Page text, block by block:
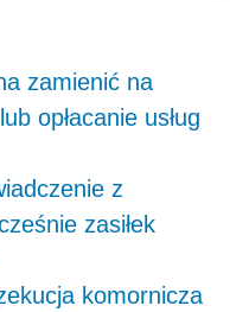
zamienić na
opłacanie usług
z
zasiłek
komornicza